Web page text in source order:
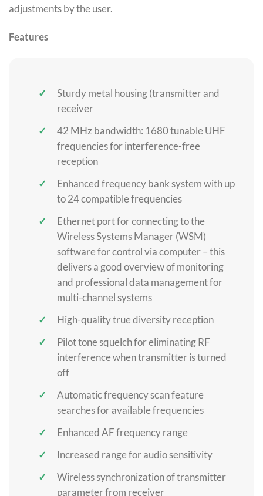
adjustments by the user.
Features
Sturdy metal housing (transmitter and
receiver
42 MHz bandwidth: 1680 tunable UHF
frequencies for interference-free
reception
Enhanced frequency bank system with up
to 24 compatible frequencies
Ethernet port for connecting to the
Wireless Systems Manager (WSM)
software for control via computer – this
delivers a good overview of monitoring
and professional data management for
multi-channel systems
High-quality true diversity reception
Pilot tone squelch for eliminating RF
interference when transmitter is turned
off
Automatic frequency scan feature
searches for available frequencies
Enhanced AF frequency range
Increased range for audio sensitivity
Wireless synchronization of transmitter
parameter from receiver